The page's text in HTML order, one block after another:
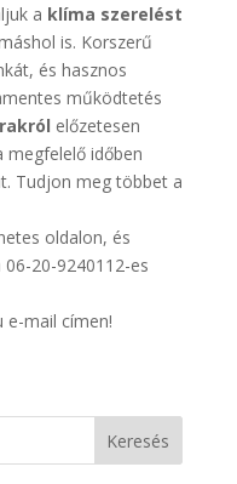
a klíma szerelést
is. Korszerű
és hasznos
működtetés
előzetesen
időben
Tudjon meg többet a
oldalon, és
20-9240112-es
e-mail címen!